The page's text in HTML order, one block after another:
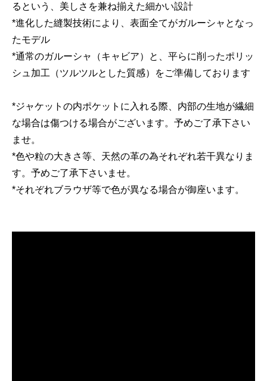
るという、美しさを兼ね揃えた細かい設計
*進化した縫製技術により、表面全てがガルーシャとなっ
たモデル
*通常のガルーシャ（キャビア）と、平らに削ったポリッ
シュ加工（ツルツルとした質感）をご準備しております
*ジャケットの内ポケットに入れる際、内部の生地が繊細
な場合は傷つける場合がございます。予めご了承下さい
ませ。
*色や粒の大きさ等、天然の革の為それぞれ若干異なりま
す。予めご了承下さいませ。
*それぞれブラウザ等で色が異なる場合が御座います。